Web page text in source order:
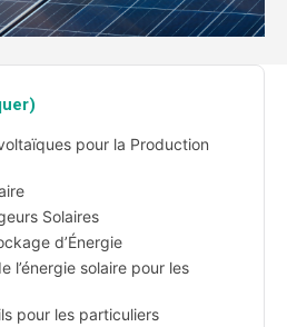
pour la Production
Solaires
d’Énergie
l’énergie solaire pour les
pour les particuliers